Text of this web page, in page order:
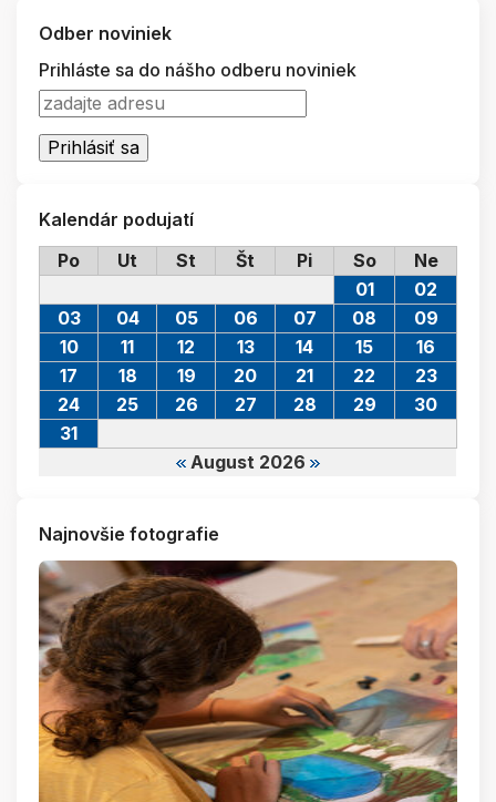
Odber noviniek
Prihláste sa do nášho odberu noviniek
Kalendár podujatí
Po
Ut St Št Pi So Ne
August 2026
01
02
03
04 05 06 07 08
09
10
11 12 13 14 15
16
17
18 19 20 21 22
23
24
25 26 27 28 29
30
31
Najnovšie fotografie